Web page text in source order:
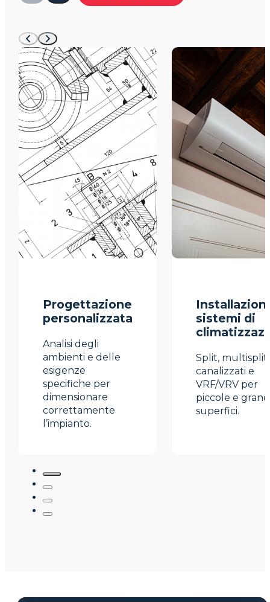
Progettazione
personalizzata
Analisi degli
ambienti e delle
esigenze
specifiche per
dimensionare
correttamente
l’impianto.
sistemi di
Split, multisplit,
canalizzati e
VRF/VRV per
piccole e
superfici.